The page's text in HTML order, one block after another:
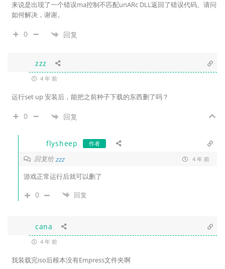
来说是出现了一个错误ma控制不匹配unARc DLL返回了错误代码。请问
如何解决，谢谢。
0 回复
zzz
4 年 前
运行set up 安装后，能把之前种子下载的东西删了吗？
0 回复
flysheep 作者
回复给zzz 4 年 前
游戏正常运行后就可以删了
0 回复
cana
4 年 前
我装载完iso后根本没有Empress文件夹啊